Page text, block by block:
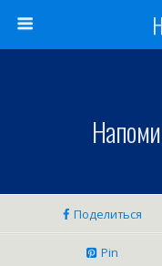
Поделиться
Pin